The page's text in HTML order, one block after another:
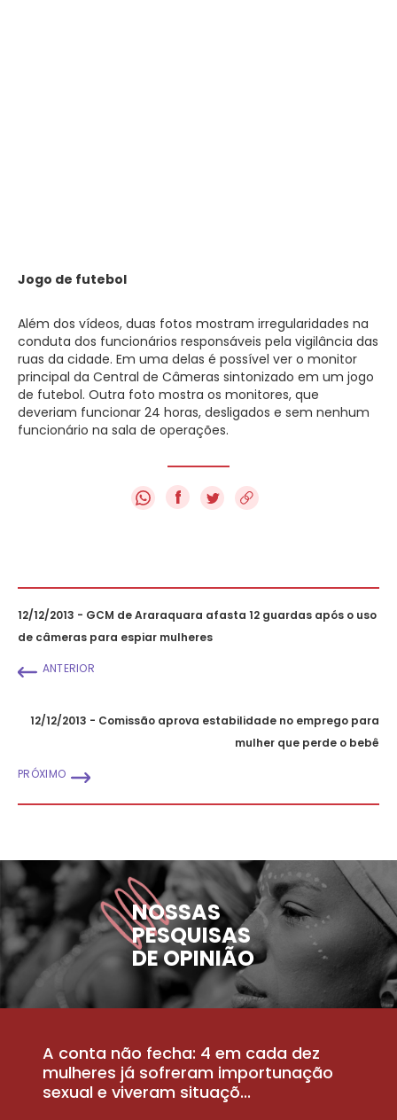
Jogo de futebol
Além dos vídeos, duas fotos mostram irregularidades na
conduta dos funcionários responsáveis pela vigilância das
ruas da cidade. Em uma delas é possível ver o monitor
principal da Central de Câmeras sintonizado em um jogo
de futebol. Outra foto mostra os monitores, que
deveriam funcionar 24 horas, desligados e sem nenhum
funcionário na sala de operações.
f
12/12/2013 - GCM de Araraquara afasta 12 guardas após o uso
de câmeras para espiar mulheres
ANTERIOR
12/12/2013 - Comissão aprova estabilidade no emprego para
mulher que perde o bebê
PRÓXIMO
NOSSAS
PESQUISAS
DE OPINIÃO
A conta não fecha: 4 em cada dez
mulheres já sofreram importunação
sexual e viveram situaçõ...